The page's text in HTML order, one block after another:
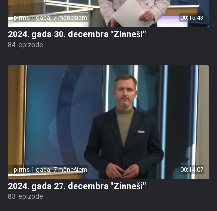
pirms 1 gada, 7 mēnešiem 00:15:43
2024. gada 30. decembra "Ziņneši"
84. epizode
pirms 1 gada, 7 mēnešiem 00:14:07
2024. gada 27. decembra "Ziņneši"
83. epizode